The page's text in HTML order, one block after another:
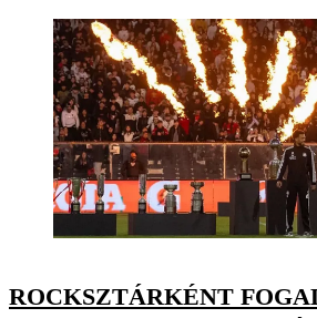
ROCKSZTÁRKÉNT